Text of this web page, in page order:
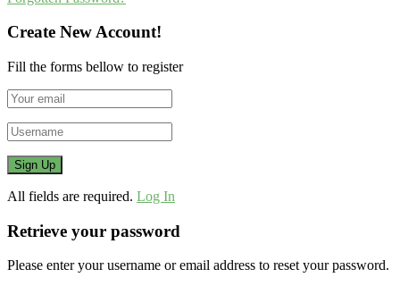
Create New Account!
Fill the forms bellow to register
All fields are required. Log In
Retrieve your password
Please enter your username or email address to reset your password.